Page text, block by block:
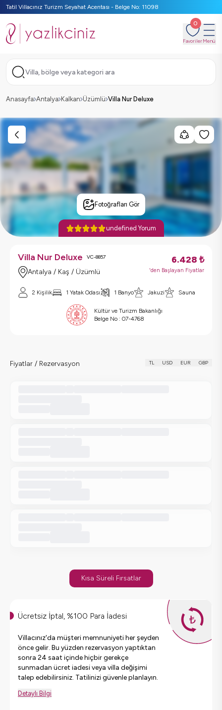
Tatil Villacınız Turizm Seyahat Acentası - Belge No: 11098
0
FavorilerMenü
Villa, bölge veya kategori ara
Anasayfa Antalya Kalkan Üzümlü Villa Nur Deluxe
Fotoğrafları Gör
undefined Yorum
Villa Nur Deluxe VC-8857
Antalya / Kaş / Üzümlü
6.428 ₺
'den Başlayan Fiyatlar
2 Kişilik 1 Yatak Odası 1 Banyo Jakuzi Sauna
Kültür ve Turizm Bakanlığı
Belge No : 07-4768
Fiyatlar / Rezervasyon TL USD EUR GBP
Kısa Süreli Fırsatlar
Ücretsiz İptal, %100 Para İadesi
Villacınız'da müşteri memnuniyeti her şeyden
önce gelir. Bu yüzden rezervasyon yaptıktan
sonra 24 saat içinde hiçbir gerekçe
sunmadan ücret iadesi veya villa değişimi
talep edebilirsiniz. Tatilinizi güvenle planlayın.
Detaylı Bilgi